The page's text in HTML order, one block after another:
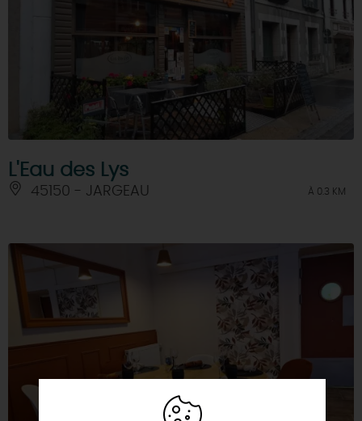
L'Eau des Lys
45150 - JARGEAU À 0.3 KM